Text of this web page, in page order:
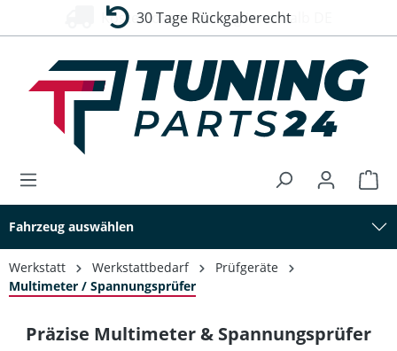
30 Tage Rückgaberecht
Fahrzeug auswählen
Werkstatt Werkstattbedarf
Prüfgeräte
Multimeter / Spannungsprüfer
Präzise Multimeter & Spannungsprüfer